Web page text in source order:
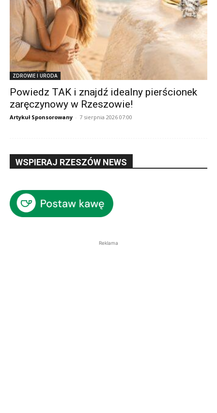
ZDROWIE I URODA
Powiedz TAK i znajdź idealny pierścionek
zaręczynowy w Rzeszowie!
Artykuł Sponsorowany - 7 sierpnia 2026 07:00
WSPIERAJ RZESZÓW NEWS
Reklama